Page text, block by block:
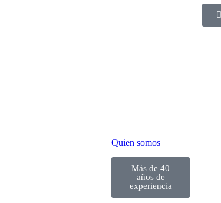
Quien somos
Más de 40
años de
experiencia